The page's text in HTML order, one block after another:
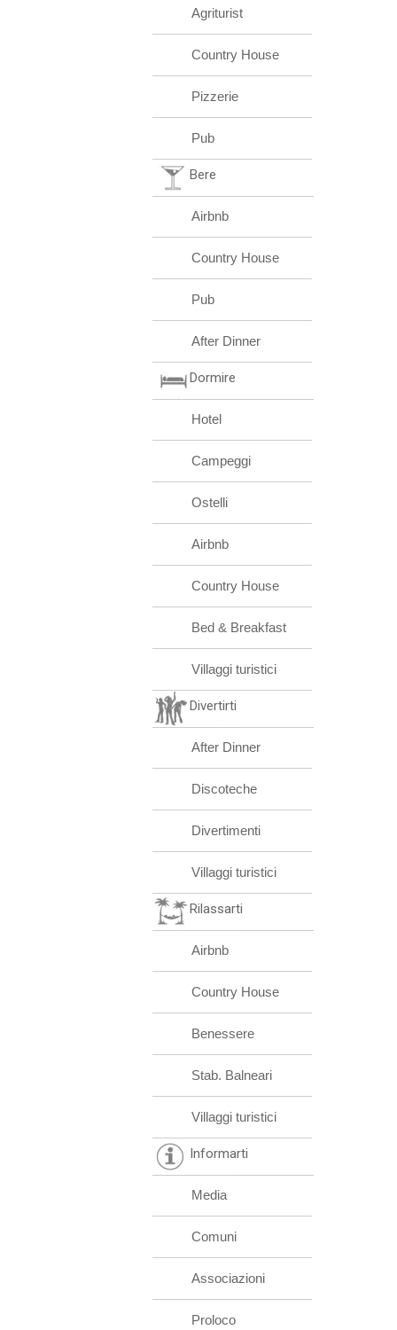
Agriturist
Country House
Pizzerie
Pub
Bere
Airbnb
Country House
Pub
After Dinner
Dormire
Hotel
Campeggi
Ostelli
Airbnb
Country House
Bed & Breakfast
Villaggi turistici
Divertirti
After Dinner
Discoteche
Divertimenti
Villaggi turistici
Rilassarti
Airbnb
Country House
Benessere
Stab. Balneari
Villaggi turistici
Informarti
Media
Comuni
Associazioni
Proloco